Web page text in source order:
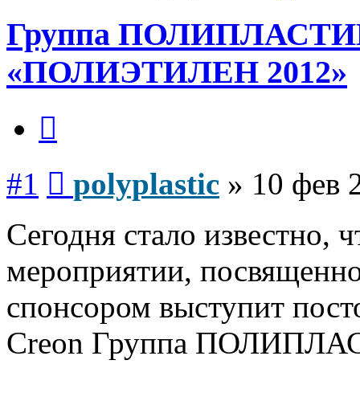
Группа ПОЛИПЛАСТИК
«ПОЛИЭТИЛЕН 2012»
#1 polyplastic » 10 фев
Сегодня стало известно,
мероприятии,
спонсором выступит
Creon Группа